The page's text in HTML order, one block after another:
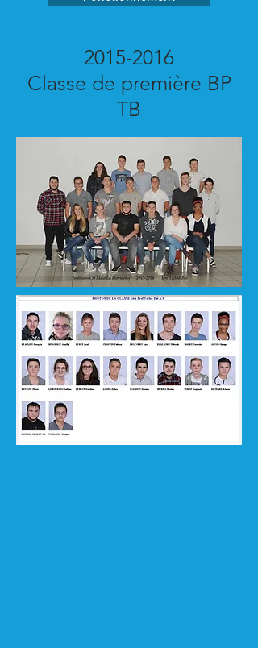
2015-2016
Classe de première BP
TB